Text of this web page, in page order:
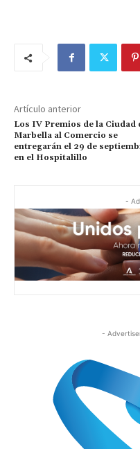
Artículo anterior
Los IV Premios de la Ciudad
Marbella al Comercio se
entregarán el 29 de
en el Hospitalillo
-
-